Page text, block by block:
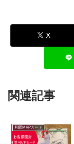
X
関連記事
月間MVPカード